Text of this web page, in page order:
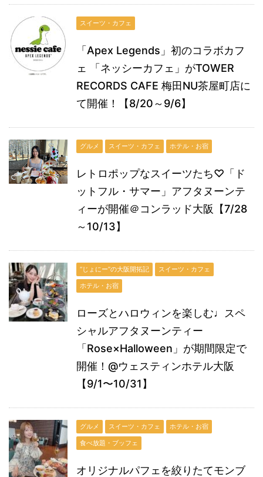
スイーツ・カフェ
「Apex Legends」初のコラボカフ
ェ 「ネッシーカフェ」がTOWER
RECORDS CAFE 梅田NU茶屋町店に
て開催！【8/20～9/6】
グルメ スイーツ・カフェ ホテル・お宿
レトロポップなスイーツたち♡「ド
ットフル・サマー」アフタヌーンテ
ィーが開催＠コンラッド大阪【7/28
～10/13】
“じょにー”の大阪開拓記
スイーツ・カフェ
ホテル・お宿
ローズとハロウィンを楽しむ♩スペ
シャルアフタヌーンティー
「Rose×Halloween」が期間限定で
開催！@ウェスティンホテル大阪
【9/1〜10/31】
グルメ スイーツ・カフェ
ホテル・お宿
食べ放題・ブッフェ
オリジナルパフェを絞りたてモンブ